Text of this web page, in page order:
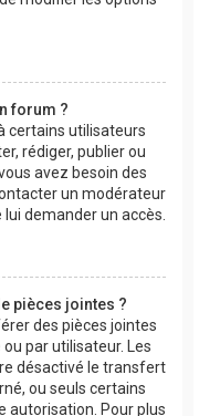
forum ?
certains utilisateurs
rédiger, publier ou
avez besoin des
un modérateur
demander un accès.
pièces jointes ?
des pièces jointes
par utilisateur. Les
désactivé le transfert
ou seuls certains
autorisation. Pour plus